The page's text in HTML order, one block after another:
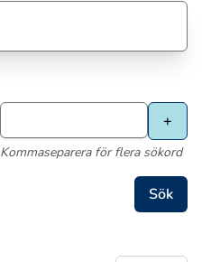
Kommaseparera för flera sökord